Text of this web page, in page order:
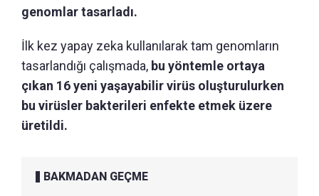
genomlar tasarladı.
İlk kez yapay zeka kullanılarak tam genomların
tasarlandığı çalışmada, bu yöntemle ortaya
çıkan 16 yeni yaşayabilir virüs oluşturulurken
bu virüsler bakterileri enfekte etmek üzere
üretildi.
BAKMADAN GEÇME